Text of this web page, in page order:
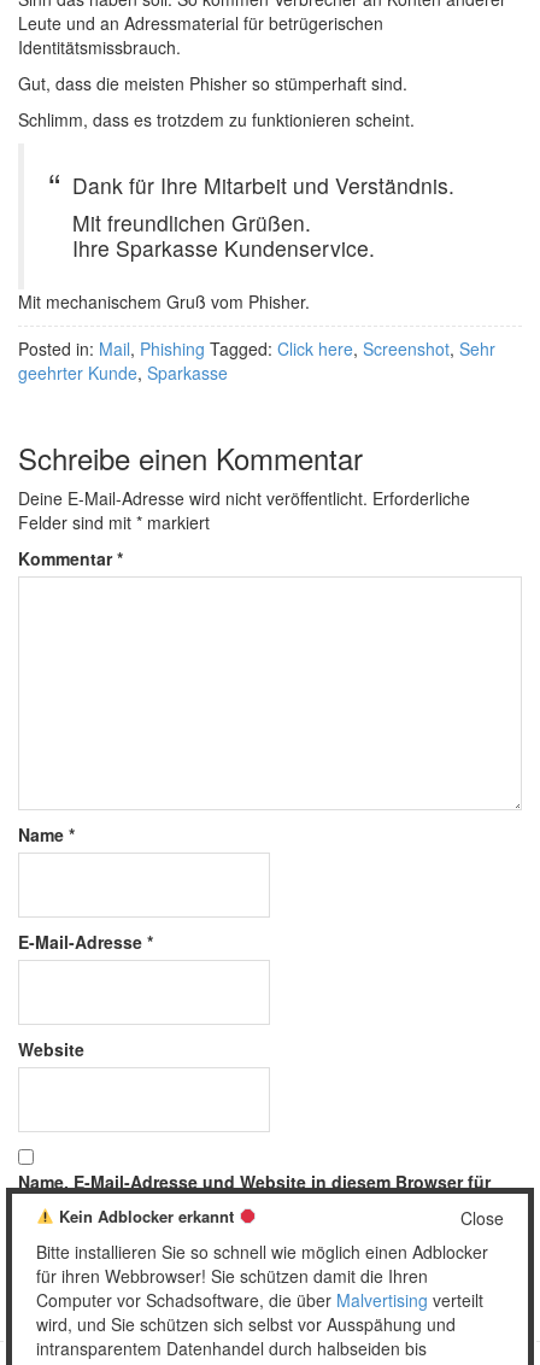
Leute und an Adressmaterial für betrügerischen
Identitätsmissbrauch.
Gut, dass die meisten Phisher so stümperhaft sind.
Schlimm, dass es trotzdem zu funktionieren scheint.
Dank für Ihre Mitarbeit und Verständnis.
Mit freundlichen Grüßen.
Ihre Sparkasse Kundenservice.
Mit mechanischem Gruß vom Phisher.
Posted in: Mail, Phishing Tagged: Click here, Screenshot, Sehr
geehrter Kunde, Sparkasse
Schreibe einen Kommentar
Deine E-Mail-Adresse wird nicht veröffentlicht. Erforderliche
Felder sind mit * markiert
Kommentar*
Name *
E-Mail-Adresse *
Website
Name, E-Mail-Adresse und Website in diesem Browser für
meinen nächsten Kommentar speichern.
Close
Kein Adblocker erkannt
Bitte installieren Sie so schnell wie möglich einen Adblocker
für ihren Webbrowser! Sie schützen damit die Ihren
Computer vor Schadsoftware, die über Malvertising verteilt
wird, und Sie schützen sich selbst vor Ausspähung und
intransparentem Datenhandel durch halbseiden bis